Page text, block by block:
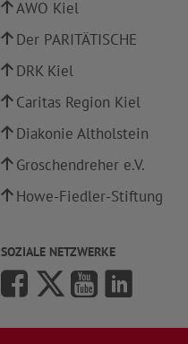
AWO Kiel
Der PARITÄTISCHE
DRK Kiel
Caritas Region Kiel
Diakonie Altholstein
Groschendreher e.V.
Howe-Fiedler-Stiftung
SOZIALE NETZWERKE